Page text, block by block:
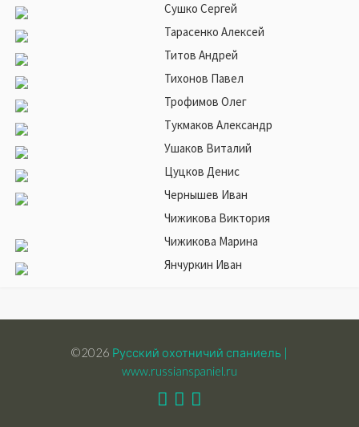
Сушко Сергей
Тарасенко Алексей
Титов Андрей
Тихонов Павел
Трофимов Олег
Тукмаков Александр
Ушаков Виталий
Цуцков Денис
Чернышев Иван
Чижикова Виктория
Чижикова Марина
Янчуркин Иван
©2026 Русский охотничий спаниель |
www.russianspaniel.ru
Youtube
VK